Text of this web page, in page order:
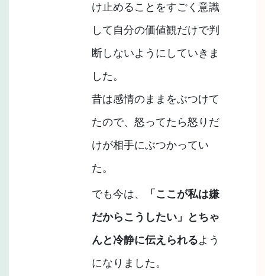
け止めることをすごく意識
して自分の価値観だけで判
断しないようにしていきま
した。
昔は感情のままをぶつけて
たので、怒ってたら怒りだ
けが相手にぶつかってい
た。
でも今は、
「ここが私は嫌
だからこうしたい」とちゃ
んと冷静に伝えられるよう
になりました。